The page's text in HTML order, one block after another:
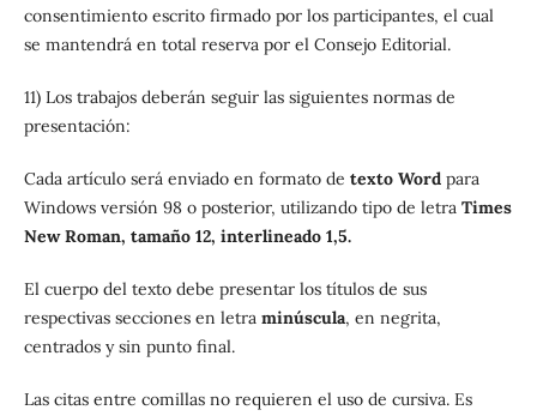
consentimiento escrito firmado por los participantes, el cual
se mantendrá en total reserva por el Consejo Editorial.
11) Los trabajos deberán seguir las siguientes normas de
presentación:
Cada artículo será enviado en formato de texto Wordpara
Windows versión 98 o posterior, utilizando tipo de letra Times
New Roman, tamaño 12, interlineado 1,5.
El cuerpo del texto debe presentar los títulos de sus
respectivas secciones en letra minúscula, en negrita,
centrados y sin punto final.
Las citas entre comillas no requieren el uso de cursiva. Es